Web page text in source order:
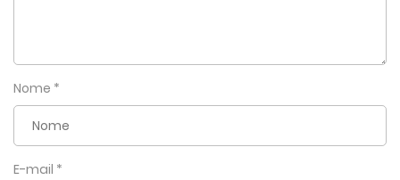
Nome *
E-mail *